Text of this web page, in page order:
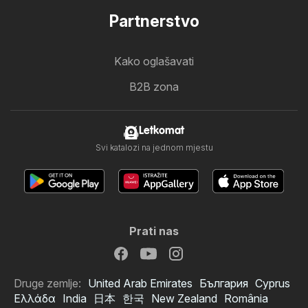
Partnerstvo
Kako oglašavati
B2B zona
Letkomat
Svi katalozi na jednom mjestu
Prati nas
Druge zemlje: United Arab Emirates България Cyprus
Ελλάδα India 日本 한국 New Zealand România